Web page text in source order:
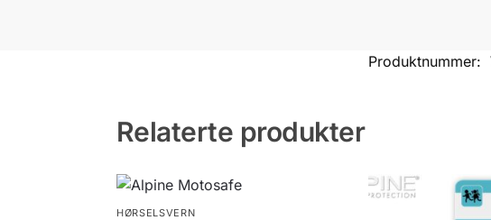
Produktnummer:
Relaterte produkter
HØRSELSVERN